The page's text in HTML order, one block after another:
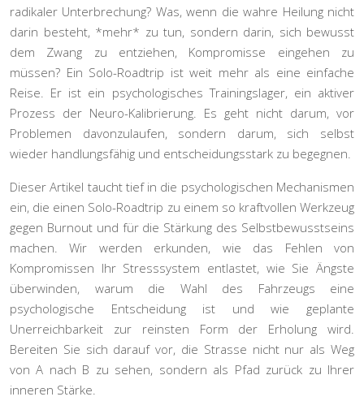
radikaler Unterbrechung? Was, wenn die wahre Heilung nicht
darin besteht, *mehr* zu tun, sondern darin, sich bewusst
dem Zwang zu entziehen, Kompromisse eingehen zu
müssen? Ein Solo-Roadtrip ist weit mehr als eine einfache
Reise. Er ist ein psychologisches Trainingslager, ein aktiver
Prozess der Neuro-Kalibrierung . Es geht nicht darum, vor
Problemen davonzulaufen, sondern darum, sich selbst
wieder handlungsfähig und entscheidungsstark zu begegnen.
Dieser Artikel taucht tief in die psychologischen Mechanismen
ein, die einen Solo-Roadtrip zu einem so kraftvollen Werkzeug
gegen Burnout und für die Stärkung des Selbstbewusstseins
machen. Wir werden erkunden, wie das Fehlen von
Kompromissen Ihr Stresssystem entlastet, wie Sie Ängste
überwinden, warum die Wahl des Fahrzeugs eine
psychologische Entscheidung ist und wie geplante
Unerreichbarkeit zur reinsten Form der Erholung wird.
Bereiten Sie sich darauf vor, die Strasse nicht nur als Weg
von A nach B zu sehen, sondern als Pfad zurück zu Ihrer
inneren Stärke.